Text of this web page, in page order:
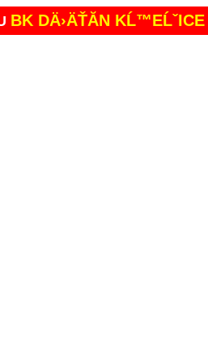
BK DÄ›ÄŤĂ­N KĹ™EĹˇICE